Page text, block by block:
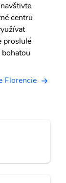
centru
proslulé
Florencie